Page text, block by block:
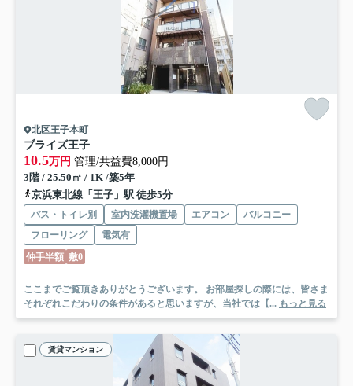
北区王子本町
ブライズ王子
10.5万円 管理/共益費8,000円
3階 / 25.50㎡ / 1K /築5年
京浜東北線「王子」駅 徒歩5分
バス・トイレ別 室内洗濯機置場 エアコン
バルコニー
フローリング
電気有
仲手半額 敷0
ここまでご覧頂きありがとうございます。 お部屋探しの際には、皆さま
それぞれこだわりの条件があると思いますが、当社では【... もっと見る
賃貸マンション